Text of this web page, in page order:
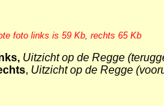
foto links is 59 Kb, rechts 65 Kb
Uitzicht op de Regge
, Uitzicht op de Regge